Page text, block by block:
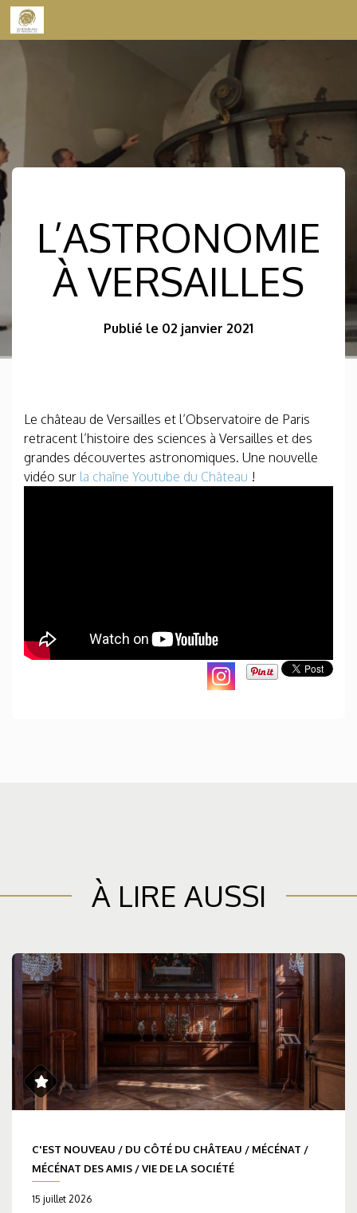
Skip to content
L’ASTRONOMIE
À VERSAILLES
Publié le 02 janvier 2021
Le château de Versailles et l’Observatoire de Paris
retracent l’histoire des sciences à Versailles et des
grandes découvertes astronomiques. Une nouvelle
vidéo sur la chaîne Youtube du Château !
À LIRE AUSSI
C'EST NOUVEAU / DU CÔTÉ DU CHÂTEAU / MÉCÉNAT /
MÉCÉNAT DES AMIS /VIE DE LA SOCIÉTÉ
15 juillet 2026